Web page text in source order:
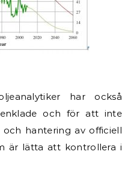
har också
och för att inte
och hantering av officiell
är lätta att kontrollera i